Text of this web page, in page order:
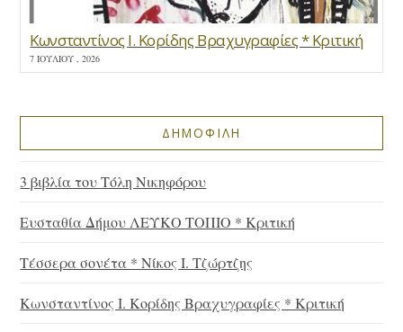
Κωνσταντίνος Ι. Κορίδης Βραχυγραφίες * Κριτική
7 ΙΟΥΛΊΟΥ , 2026
ΔΗΜΟΦΙΛΗ
3 βιβλία του Τόλη Νικηφόρου
Ευσταθία Δήμου ΛΕΥΚΟ ΤΟΠΙΟ * Κριτική
Τέσσερα σονέτα * Νίκος Ι. Τζώρτζης
Κωνσταντίνος Ι. Κορίδης Βραχυγραφίες * Κριτική